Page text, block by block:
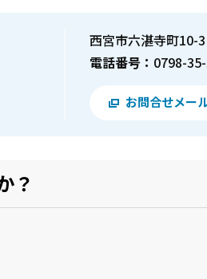
西宮市六湛寺町10-
電話番号： 0798-
お問合せメー
？